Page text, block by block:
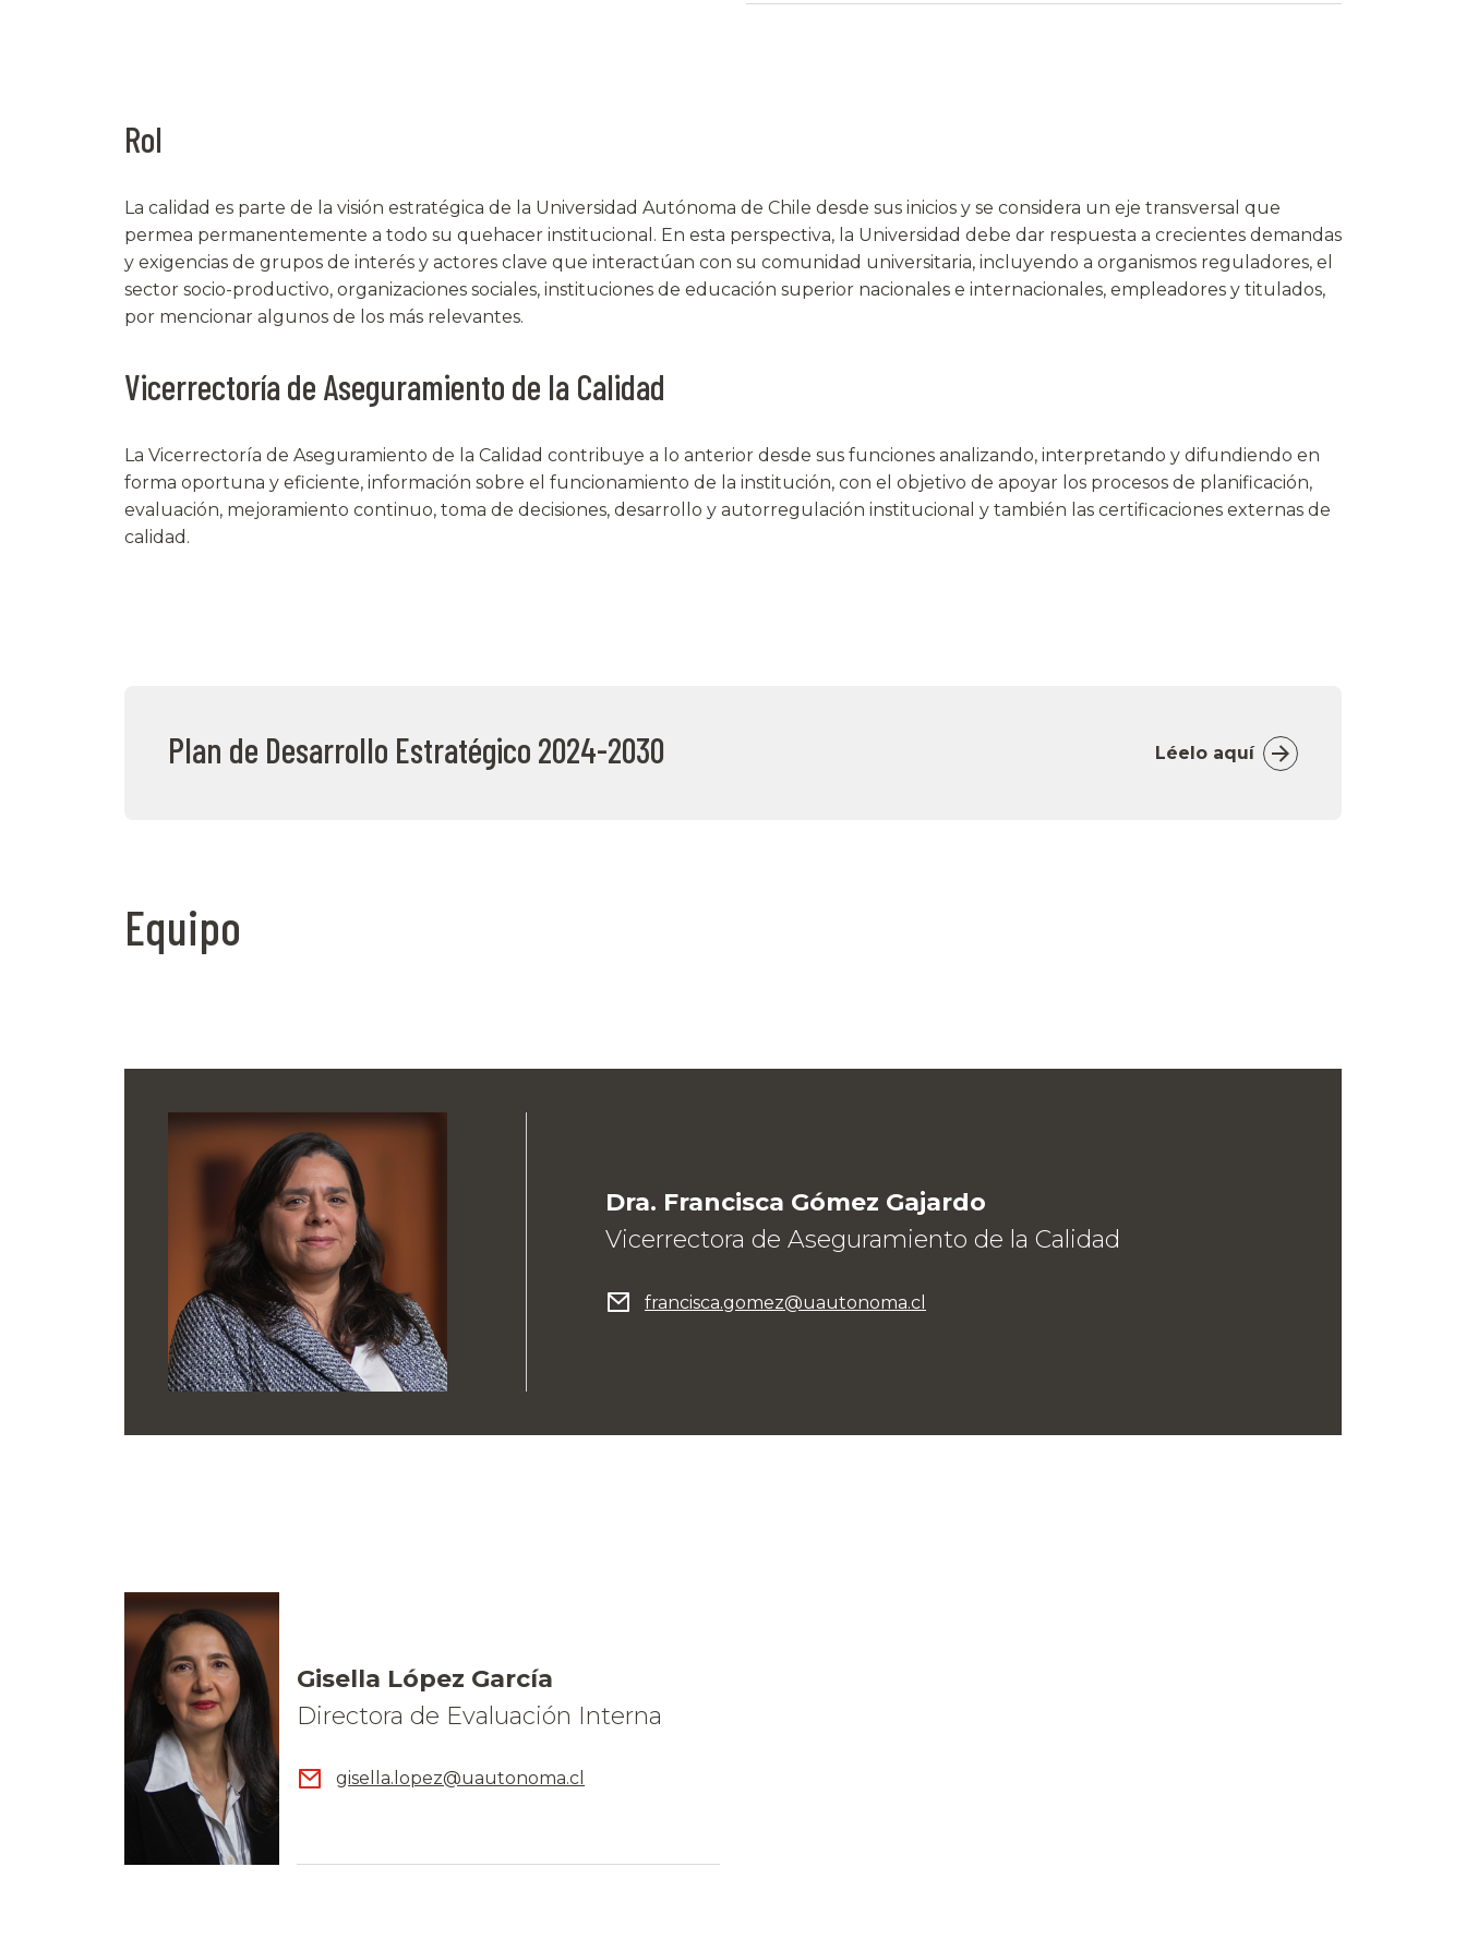
Rol
La calidad es parte de la visión estratégica de la Universidad Autónoma de Chile desde sus inicios y se considera un eje transversal que
permea permanentemente a todo su quehacer institucional. En esta perspectiva, la Universidad debe dar respuesta a crecientes demandas
y exigencias de grupos de interés y actores clave que interactúan con su comunidad universitaria, incluyendo a organismos reguladores, el
sector socio-productivo, organizaciones sociales, instituciones de educación superior nacionales e internacionales, empleadores y titulados,
por mencionar algunos de los más relevantes.
Vicerrectoría de Aseguramiento de la Calidad
La Vicerrectoría de Aseguramiento de la Calidad contribuye a lo anterior desde sus funciones analizando, interpretando y difundiendo en
forma oportuna y eficiente, información sobre el funcionamiento de la institución, con el objetivo de apoyar los procesos de planificación,
evaluación, mejoramiento continuo, toma de decisiones, desarrollo y autorregulación institucional y también las certificaciones externas de
calidad.
Plan de Desarrollo Estratégico 2024-2030 Léelo aquí
Equipo
Dra. Francisca Gómez Gajardo
Vicerrectora de Aseguramiento de la Calidad
francisca.gomez@uautonoma.cl
Gisella López García
Directora de Evaluación Interna
gisella.lopez@uautonoma.cl